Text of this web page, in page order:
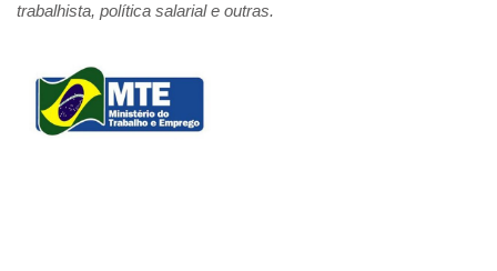
trabalhista, política salarial e outras.